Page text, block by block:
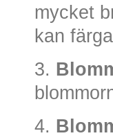
mycket
kan
3.
4.